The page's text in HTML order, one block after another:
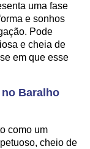
uma fase
e sonhos
Pode
e cheia de
em que esse
Baralho
como um
cheio de